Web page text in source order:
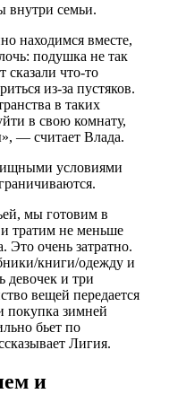
внутри семьи.
находимся вместе,
подушка не так
сказали что-то
из-за пустяков.
в таких
в свою комнату,
— считает Влада.
условиями
мы готовим в
тратим не меньше
Это очень затратно.
книги/одежду и
девочек и три
вещей передается
покупка зимней
бьет по
Лигия.
и